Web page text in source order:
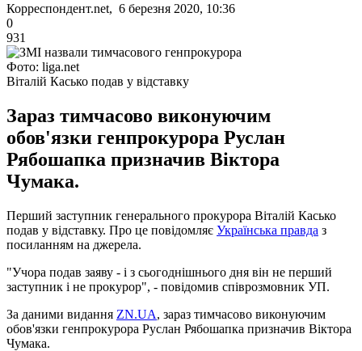
Корреспондент.net, 6 березня 2020, 10:36
0
931
Фото: liga.net
Віталій Касько подав у відставку
Зараз тимчасово виконуючим
обов'язки генпрокурора Руслан
Рябошапка призначив Віктора
Чумака.
Перший заступник генерального прокурора Віталій Касько
подав у відставку. Про це повідомляє Українська правда з
посиланням на джерела.
"Учора подав заяву - і з сьогоднішнього дня він не перший
заступник і не прокурор", - повідомив співрозмовник УП.
За даними видання ZN.UA, зараз тимчасово виконуючим
обов'язки генпрокурора Руслан Рябошапка призначив Віктора
Чумака.